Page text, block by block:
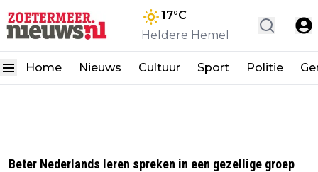
17°C
Heldere Hemel
Home Nieuws Cultuur Sport Politie
Beter Nederlands leren spreken in een gezellige groep